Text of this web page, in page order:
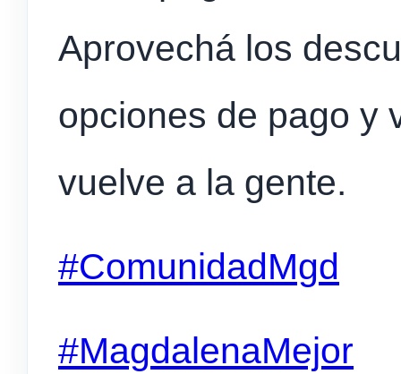
Aprovechá los
opciones de pago y
vuelve a la gente.
#ComunidadMgd
#MagdalenaMejor